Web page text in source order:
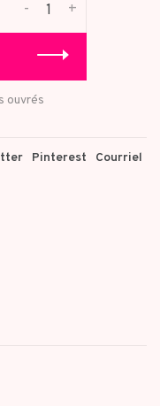
+
-
ouvrés
Pinterest Courriel